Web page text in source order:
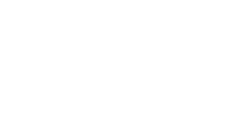
شرکت که در شهرهای پکن و شن‌یانگ چین مستقر
جدیدی منتشر کرده‌اند که به گردشگران امکان
کره شمالی را می‌دهد. یکی از جاذبه‌های برجسته
شهر کوهستانی سامجیون، زادگاه رهبر پیشین کره